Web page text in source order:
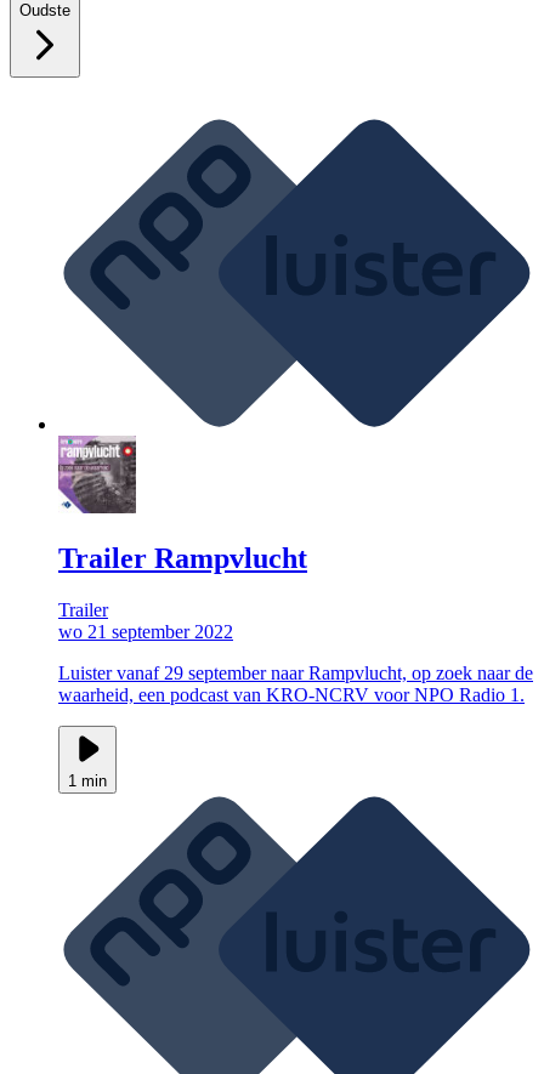
Oudste
Trailer Rampvlucht
Trailer
wo 21 september 2022
Luister vanaf 29 september naar Rampvlucht, op zoek naar de
waarheid, een podcast van KRO-NCRV voor NPO Radio 1.
1 min